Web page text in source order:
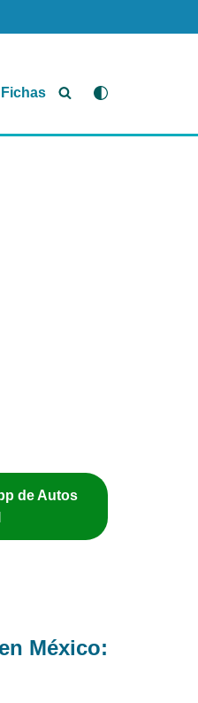
Fichas
de Autos
México: